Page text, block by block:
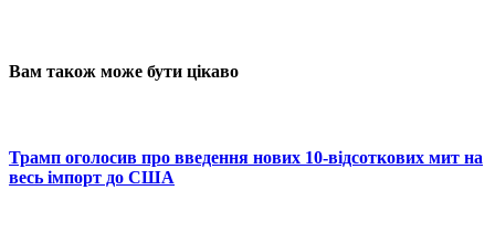
Вам також може бути цікаво
Трамп оголосив про введення нових 10-відсоткових мит на
весь імпорт до США